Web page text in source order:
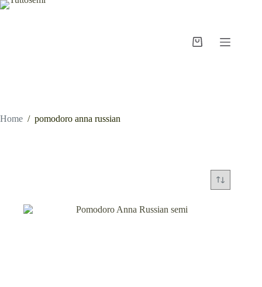
Salta
Carrello
Home / pomodoro anna russian